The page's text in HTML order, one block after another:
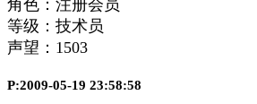
角色：注册会员
等级：技术员
声望： 1503
P:2009-05-19 23:58:58